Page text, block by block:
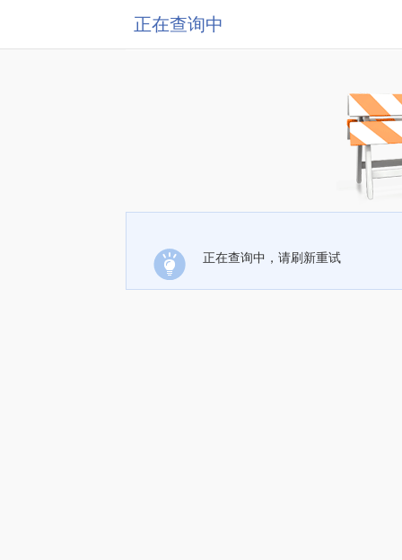
正在查询中
正在查询中，请刷新重试